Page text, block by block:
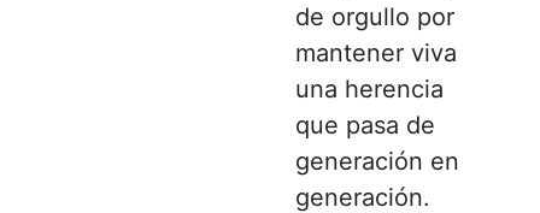
de orgullo por
mantener viva
una herencia
que pasa de
generación en
generación.